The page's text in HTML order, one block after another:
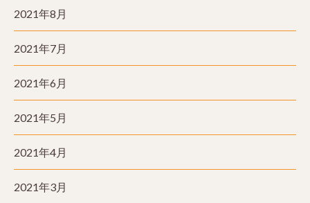
2021年8月
2021年7月
2021年6月
2021年5月
2021年4月
2021年3月